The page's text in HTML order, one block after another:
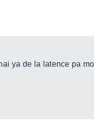
ya de la latence pa